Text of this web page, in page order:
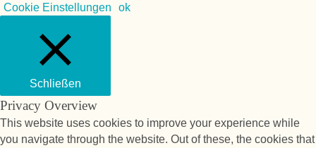
Cookie Einstellungen
ok
Schließen
Privacy Overview
This website uses cookies to improve your experience while
you navigate through the website. Out of these, the cookies that